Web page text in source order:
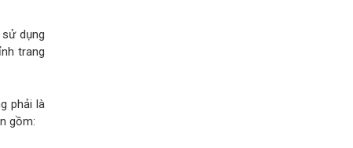
dụng
trang
phải là
gồm: